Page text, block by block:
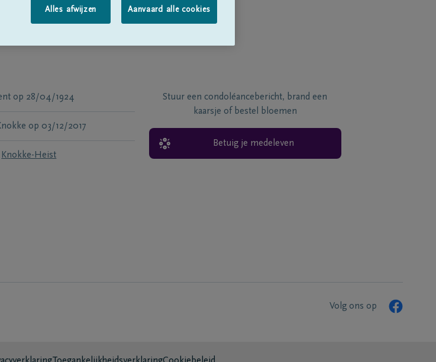
op 28/04/1924
op 03/12/2017
Knokke-Heist
Stuur een condoléancebericht, brand een
kaarsje of bestel bloemen
Betuig je medeleven
Volg ons op
Alles afwijzen Aanvaard alle cookies